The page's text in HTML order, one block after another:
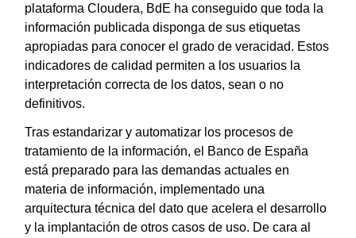
plataforma Cloudera, BdE ha conseguido que toda la
información publicada disponga de sus etiquetas
apropiadas para conocer el grado de veracidad. Estos
indicadores de calidad permiten a los usuarios la
interpretación correcta de los datos, sean o no
definitivos.
Tras estandarizar y automatizar los procesos de
tratamiento de la información, el Banco de España
está preparado para las demandas actuales en
materia de información, implementado una
arquitectura técnica del dato que acelera el desarrollo
y la implantación de otros casos de uso. De cara al